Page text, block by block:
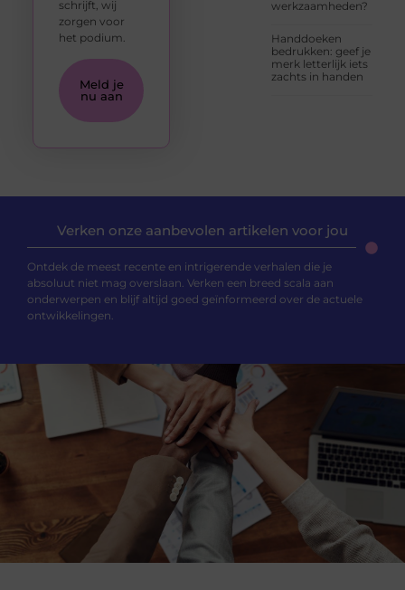
werkzaamheden?
Handdoeken
bedrukken: geef je
merk letterlijk iets
zachts in handen
schrijft, wij
zorgen voor
het podium.
Meld je
nu aan
Verken onze aanbevolen artikelen voor jou
Ontdek de meest recente en intrigerende verhalen die je
absoluut niet mag overslaan. Verken een breed scala aan
onderwerpen en blijf altijd goed geïnformeerd over de actuele
ontwikkelingen.